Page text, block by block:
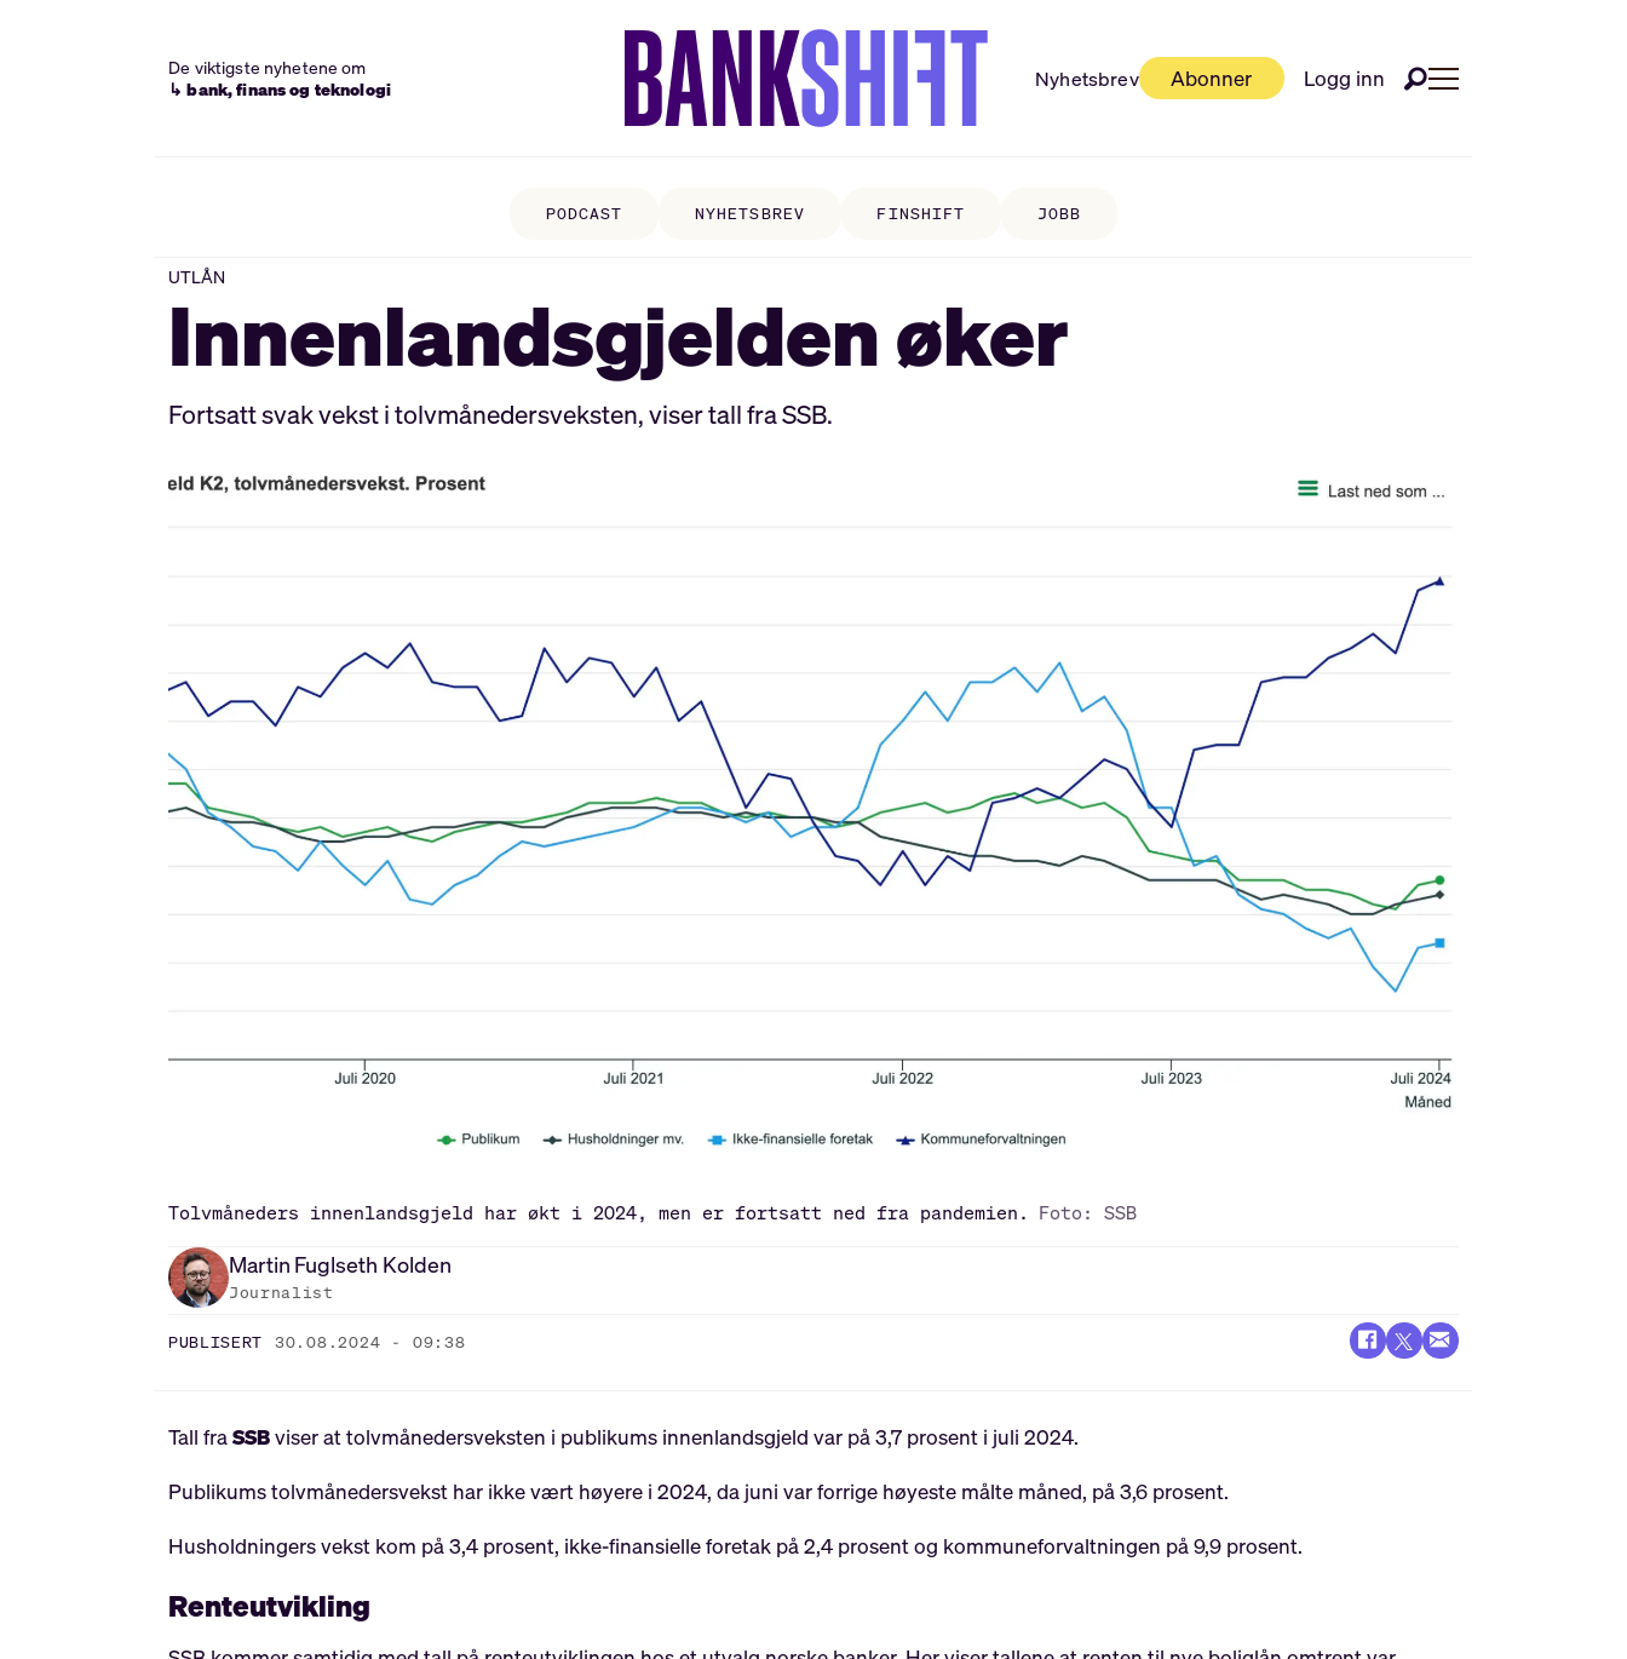
De viktigste nyhetene om
↳ bank, finans og teknologi
Nyhetsbrev Abonner Logg inn
PODCAST NYHETSBREV FINSHIFT JOBB
UTLÅN
Innenlandsgjelden øker
Fortsatt svak vekst i tolvmånedersveksten, viser tall fra SSB.
Tolvmåneders innenlandsgjeld har økt i 2024, men er fortsatt ned fra pandemien. Foto: SSB
Martin Fuglseth Kolden
Journalist
PUBLISERT 30.08.2024 - 09:38
Tall fraSSBviser at tolvmånedersveksten i publikums innenlandsgjeld var på 3,7 prosent i juli 2024.
Publikums tolvmånedersvekst har ikke vært høyere i 2024, da juni var forrige høyeste målte måned, på 3,6 prosent.
Husholdningers vekst kom på 3,4 prosent, ikke-finansielle foretak på 2,4 prosent og kommuneforvaltningen på 9,9 prosent.
Renteutvikling